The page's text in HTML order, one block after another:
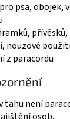
psa, obojek,
nouzové
z paracordu
tahu není